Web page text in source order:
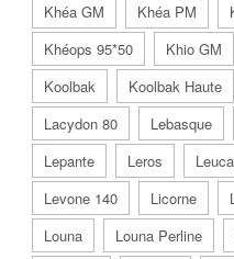
Khéa GM
Khéa PM
Khéops 95*50
Khio GM
Koolbak
Koolbak Haute
Lacydon 80
Lebasque
Lepante
Leros
Levone 140
Licorne
Louna
Louna Perline